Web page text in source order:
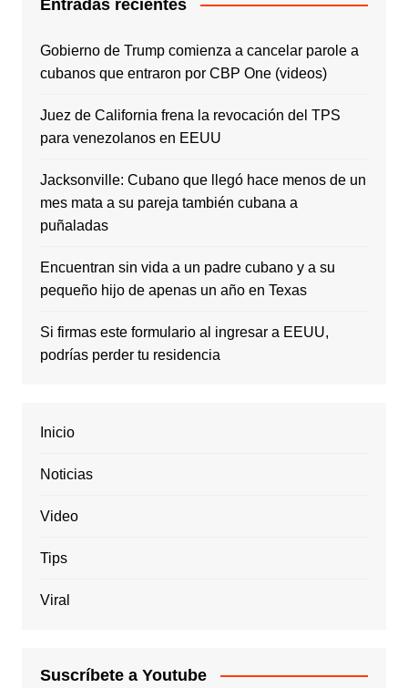
Entradas recientes
Gobierno de Trump comienza a cancelar parole a
cubanos que entraron por CBP One (videos)
Juez de California frena la revocación del TPS
para venezolanos en EEUU
Jacksonville: Cubano que llegó hace menos de un
mes mata a su pareja también cubana a
puñaladas
Encuentran sin vida a un padre cubano y a su
pequeño hijo de apenas un año en Texas
Si firmas este formulario al ingresar a EEUU,
podrías perder tu residencia
Inicio
Noticias
Video
Tips
Viral
Suscríbete a Youtube